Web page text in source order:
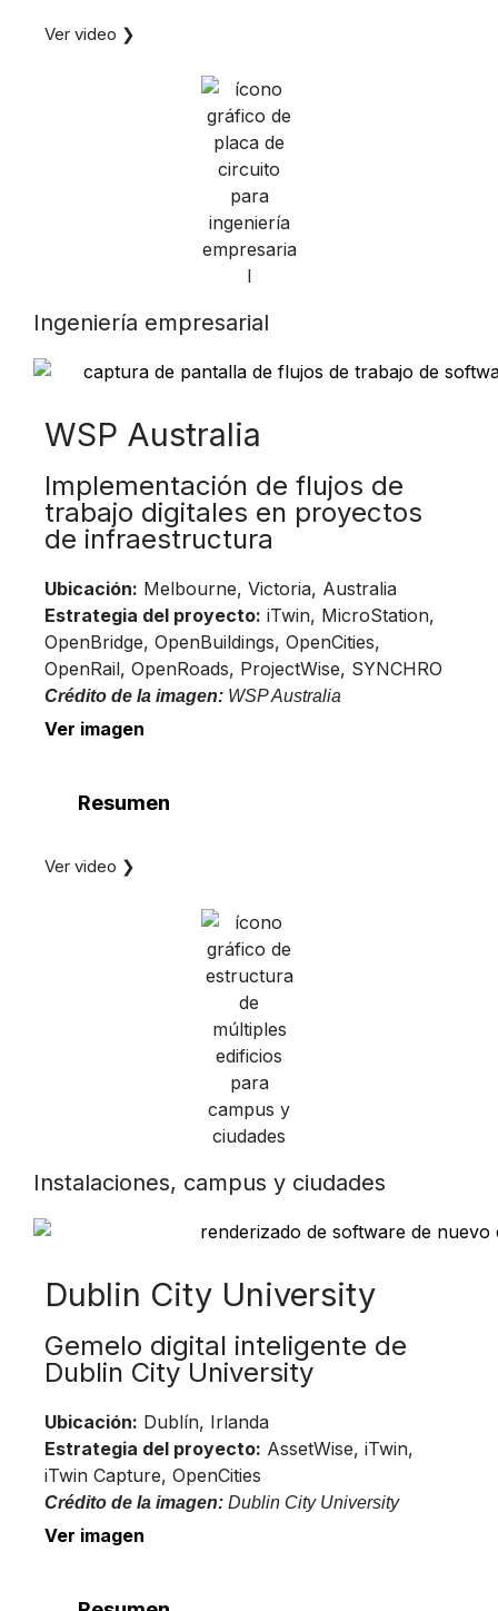
Ver video ❯
Ingeniería empresarial
WSP Australia
Implementación de flujos de
trabajo digitales en proyectos
de infraestructura
Ubicación: Melbourne, Victoria, Australia
Estrategia del proyecto: iTwin, MicroStation,
OpenBridge, OpenBuildings, OpenCities,
OpenRail, OpenRoads, ProjectWise, SYNCHRO
Crédito de la imagen: WSP Australia
Ver imagen
Resumen
Ver video ❯
Instalaciones, campus y ciudades
Dublin City University
Gemelo digital inteligente de
Dublin City University
Ubicación: Dublín, Irlanda
Estrategia del proyecto: AssetWise, iTwin,
iTwin Capture, OpenCities
Crédito de la imagen: Dublin City University
Ver imagen